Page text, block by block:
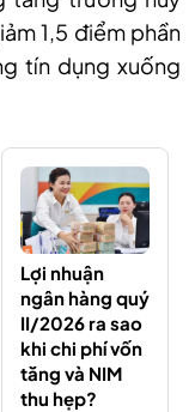
1,5 điểm phần
tín dụng xuống
Lợi nhuận
ngân hàng quý
II/2026 ra sao
khi chi phí vốn
tăng và NIM
thu hẹp?